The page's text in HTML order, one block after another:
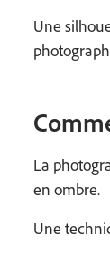
Une
La
en ombre.
Une